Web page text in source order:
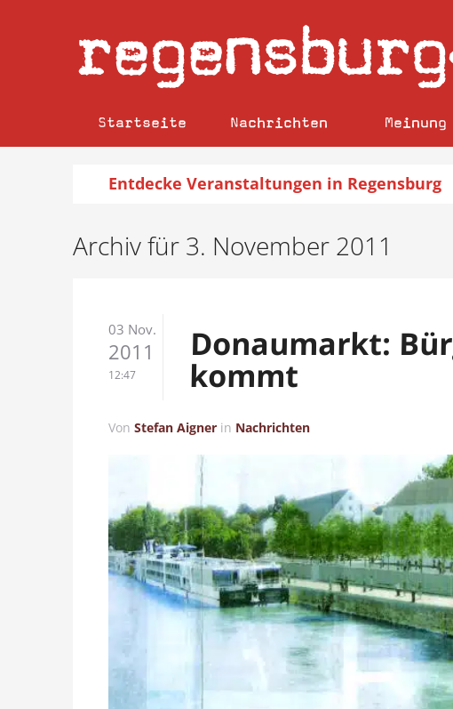
regensburg
Startseite Nachrichten Meinung
Entdecke Veranstaltungen in Regensburg
Archiv für 3. November 2011
03 Nov.
2011
12:47
Donaumarkt:
kommt
Von Stefan Aigner in Nachrichten